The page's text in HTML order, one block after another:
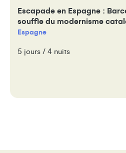
Escapade en Espagne :
souffle du modernisme
Espagne
5 jours / 4 nuits